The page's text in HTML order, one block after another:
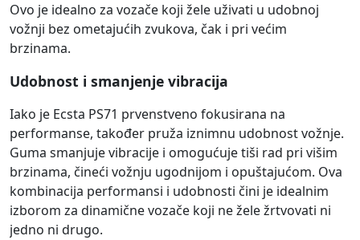
Ovo je idealno za vozače koji žele uživati u udobnoj
vožnji bez ometajućih zvukova, čak i pri većim
brzinama.
Udobnost i smanjenje vibracija
Iako je Ecsta PS71 prvenstveno fokusirana na
performanse, također pruža iznimnu udobnost vožnje.
Guma smanjuje vibracije i omogućuje tiši rad pri višim
brzinama, čineći vožnju ugodnijom i opuštajućom. Ova
kombinacija performansi i udobnosti čini je idealnim
izborom za dinamične vozače koji ne žele žrtvovati ni
jedno ni drugo.